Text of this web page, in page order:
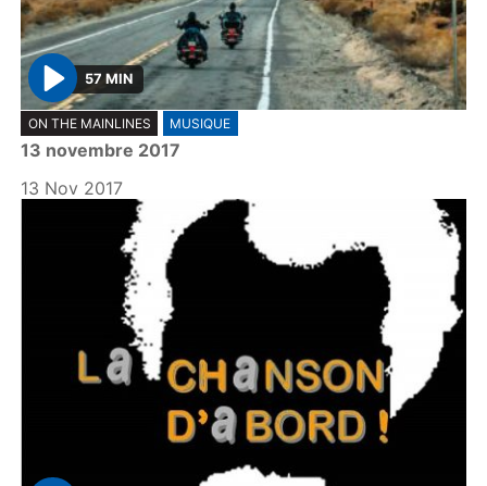
P
l
a
y
57 MIN
ON THE MAINLINES MUSIQUE
13 novembre 2017
13 Nov 2017